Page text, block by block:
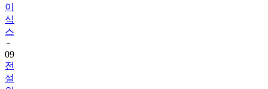
이
식
스
09
전
설